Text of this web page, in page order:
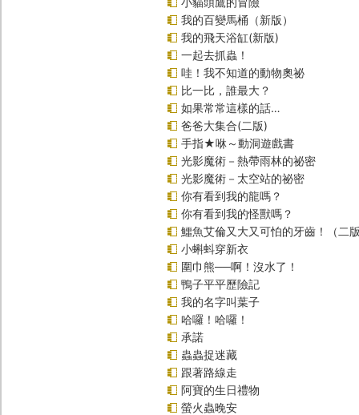
我的百變馬桶（新版）
我的飛天浴缸(新版)
一起去抓蟲！
哇！我不知道的動物奧祕
比一比，誰最大？
如果常常這樣的話…
爸爸大集合(二版)
手指★咻～動洞遊戲書
光影魔術－熱帶雨林的祕密
光影魔術－太空站的祕密
你有看到我的龍嗎？
你有看到我的怪獸嗎？
鱷魚艾倫又大又可怕的牙齒！（二
小蝌蚪穿新衣
圍巾熊──啊！沒水了！
鴨子平平歷險記
我的名字叫葉子
哈囉！哈囉！
承諾
蟲蟲捉迷藏
跟著路線走
阿寶的生日禮物
螢火蟲晚安